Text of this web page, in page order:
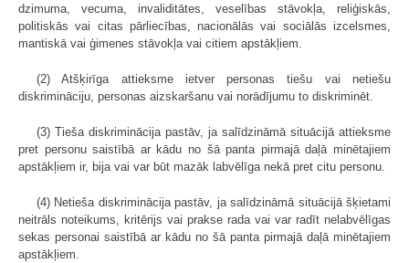
dzimuma, vecuma, invaliditātes, veselības stāvokļa, reliģiskās,
politiskās vai citas pārliecības, nacionālās vai sociālās izcelsmes,
mantiskā vai ģimenes stāvokļa vai citiem apstākļiem.
(2) Atšķirīga attieksme ietver personas tiešu vai netiešu
diskrimināciju, personas aizskaršanu vai norādījumu to diskriminēt.
(3) Tieša diskriminācija pastāv, ja salīdzināmā situācijā attieksme
pret personu saistībā ar kādu no šā panta pirmajā daļā minētajiem
apstākļiem ir, bija vai var būt mazāk labvēlīga nekā pret citu personu.
(4) Netieša diskriminācija pastāv, ja salīdzināmā situācijā šķietami
neitrāls noteikums, kritērijs vai prakse rada vai var radīt nelabvēlīgas
sekas personai saistībā ar kādu no šā panta pirmajā daļā minētajiem
apstākļiem.